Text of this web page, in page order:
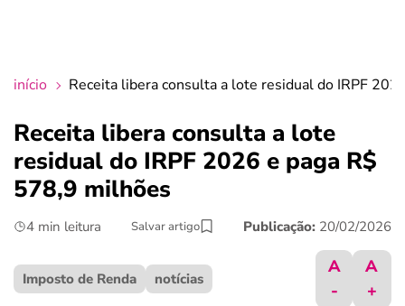
crédito fácil
últimas notícias
início Receita libera consulta a lote residual do IRPF
Receita libera consulta a lote
residual do IRPF 2026 e paga R$
578,9 milhões
4 min leitura Salvar artigo Publicação: 20/02/2026
Imposto de Renda notícias
A
-
A
+